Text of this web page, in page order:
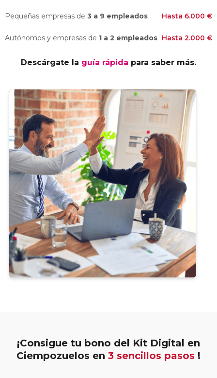
Pequeñas empresas de 3 a 9 empleados Hasta 6.000 €
Autónomos y empresas de 1 a 2 empleados Hasta 2.000 €
Descárgate la guía rápida para saber más.
¡Consigue tu bono del Kit Digital en
Ciempozuelos en 3 sencillos pasos !